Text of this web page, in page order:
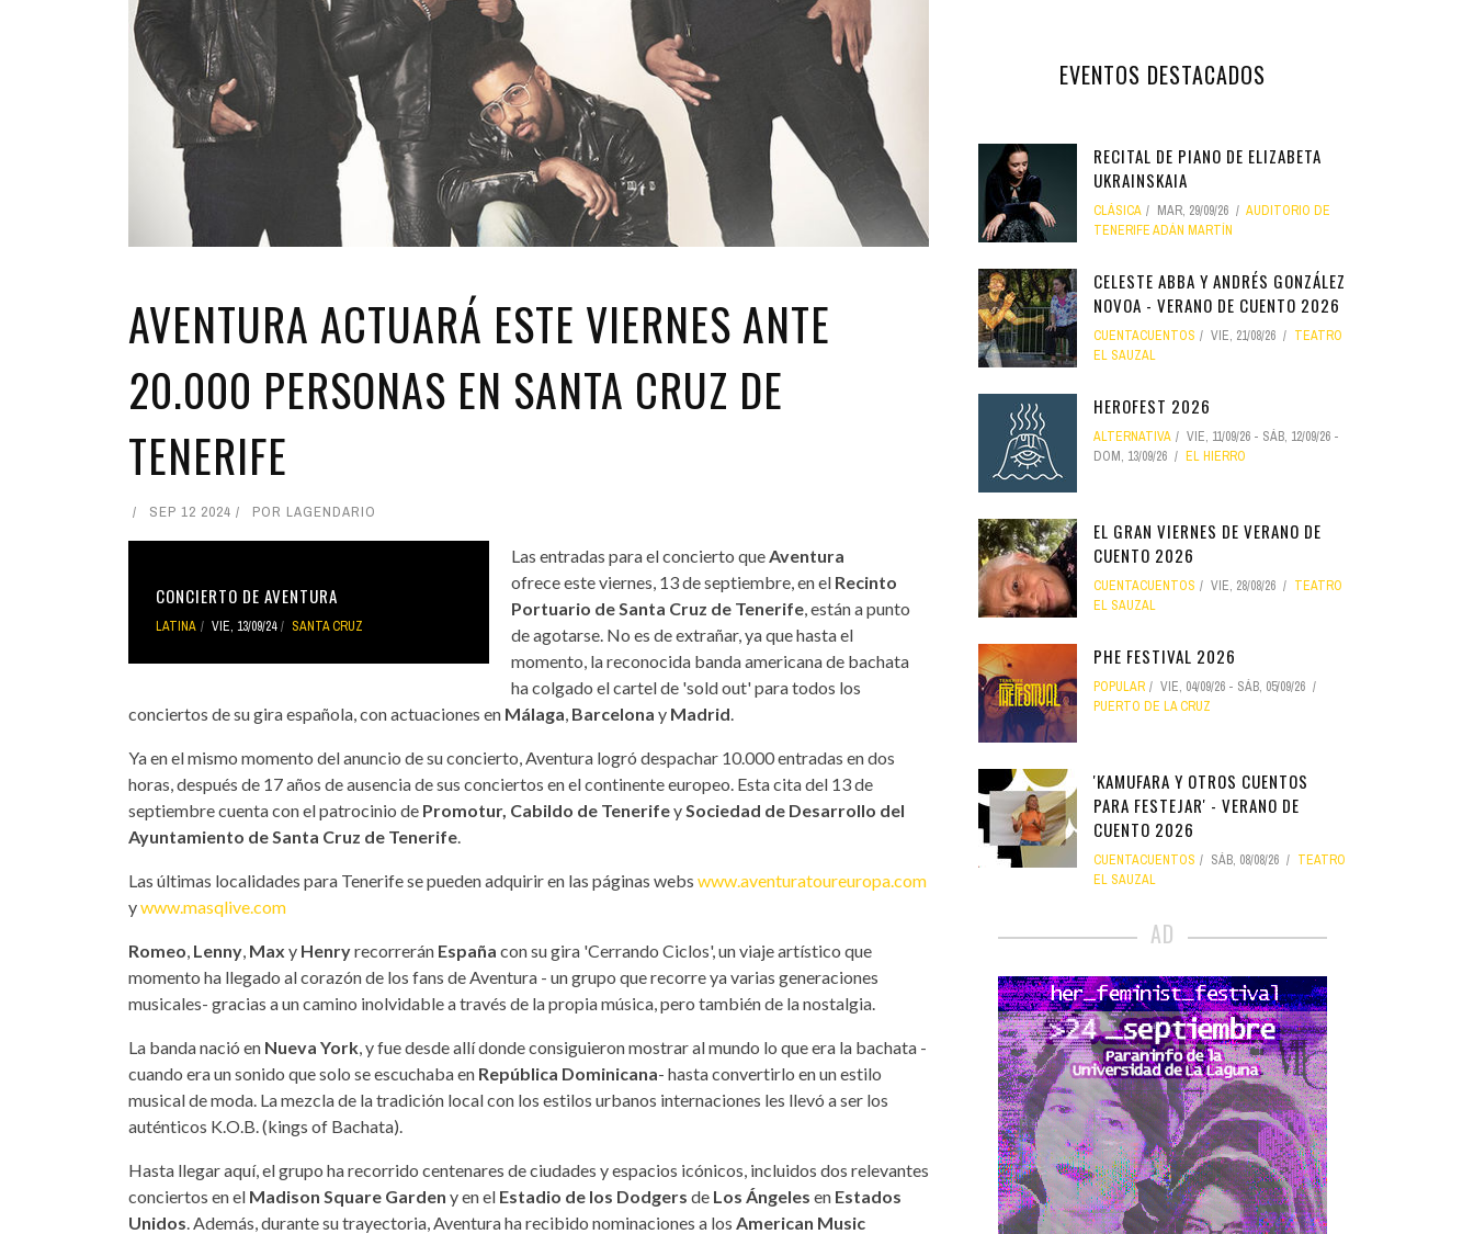
AVENTURA ACTUARÁ ESTE VIERNES ANTE
20.000 PERSONAS EN SANTA CRUZ DE
TENERIFE
SEP 12 2024 POR LAGENDARIO
CONCIERTO DE AVENTURA
LATINA VIE, 13/09/24 SANTA CRUZ
Las entradas para el concierto queAventura
ofrece este viernes, 13 de septiembre, en el Recinto
Portuario de Santa Cruz de Tenerife, están a punto
de agotarse. No es de extrañar, ya que hasta el
momento, la reconocida banda americana de bachata
ha colgado el cartel de 'sold out' para todos los
conciertos de su gira española, con actuaciones en Málaga Barcelona y Madrid
Ya en el mismo momento del anuncio de su concierto, Aventura logró despachar 10.000 entradas en dos
horas, después de 17 años de ausencia de sus conciertos en el continente europeo. Esta cita del 13 de
septiembre cuenta con el patrocinio de Promotur, Cabildo de Tenerifey Sociedad de Desarrollo del
Ayuntamiento de Santa Cruz de Tenerife
Las últimas localidades para Tenerife se pueden adquirir en las páginas webs www.aventuratoureuropa.com
ywww.masqlive.com
Romeo Lenny Max y Henryrecorrerán España con su gira 'Cerrando Ciclos', un viaje artístico que
momento ha llegado al corazón de los fans de Aventura - un grupo que recorre ya varias generaciones
musicales- gracias a un camino inolvidable a través de la propia música, pero también de la nostalgia.
La banda nació en Nueva York , y fue desde allí donde consiguieron mostrar al mundo lo que era la bachata -
cuando era un sonido que solo se escuchaba en República Dominicana- hasta convertirlo en un estilo
musical de moda. La mezcla de la tradición local con los estilos urbanos internaciones les llevó a ser los
auténticos K.O.B. (kings of Bachata).
Hasta llegar aquí, el grupo ha recorrido centenares de ciudades y espacios icónicos, incluidos dos relevantes
conciertos en el Madison Square Garden y en el Estadio de los Dodgers de Los Ángeles en Estados
Unidos . Además, durante su trayectoria, Aventura ha recibido nominaciones a los American Music
EVENTOS DESTACADOS
RECITAL DE PIANO DE ELIZABETA
UKRAINSKAIA
CLÁSICA MAR, 29/09/26
AUDITORIO DE
TENERIFE ADÁN MARTÍN
CELESTE ABBA Y ANDRÉS GONZÁLEZ
NOVOA - VERANO DE CUENTO 2026
CUENTACUENTOS VIE, 21/08/26
TEATRO
EL SAUZAL
HEROFEST 2026
ALTERNATIVA VIE, 11/09/26 - SÁB, 12/09/26 -
DOM, 13/09/26
EL HIERRO
EL GRAN VIERNES DE VERANO DE
CUENTO 2026
CUENTACUENTOS VIE, 28/08/26
TEATRO
EL SAUZAL
PHE FESTIVAL 2026
POPULAR VIE, 04/09/26 - SÁB, 05/09/26
PUERTO DE LA CRUZ
'KAMUFARA Y OTROS CUENTOS
PARA FESTEJAR' - VERANO DE
CUENTO 2026
CUENTACUENTOS SÁB, 08/08/26
TEATRO
EL SAUZAL
AD